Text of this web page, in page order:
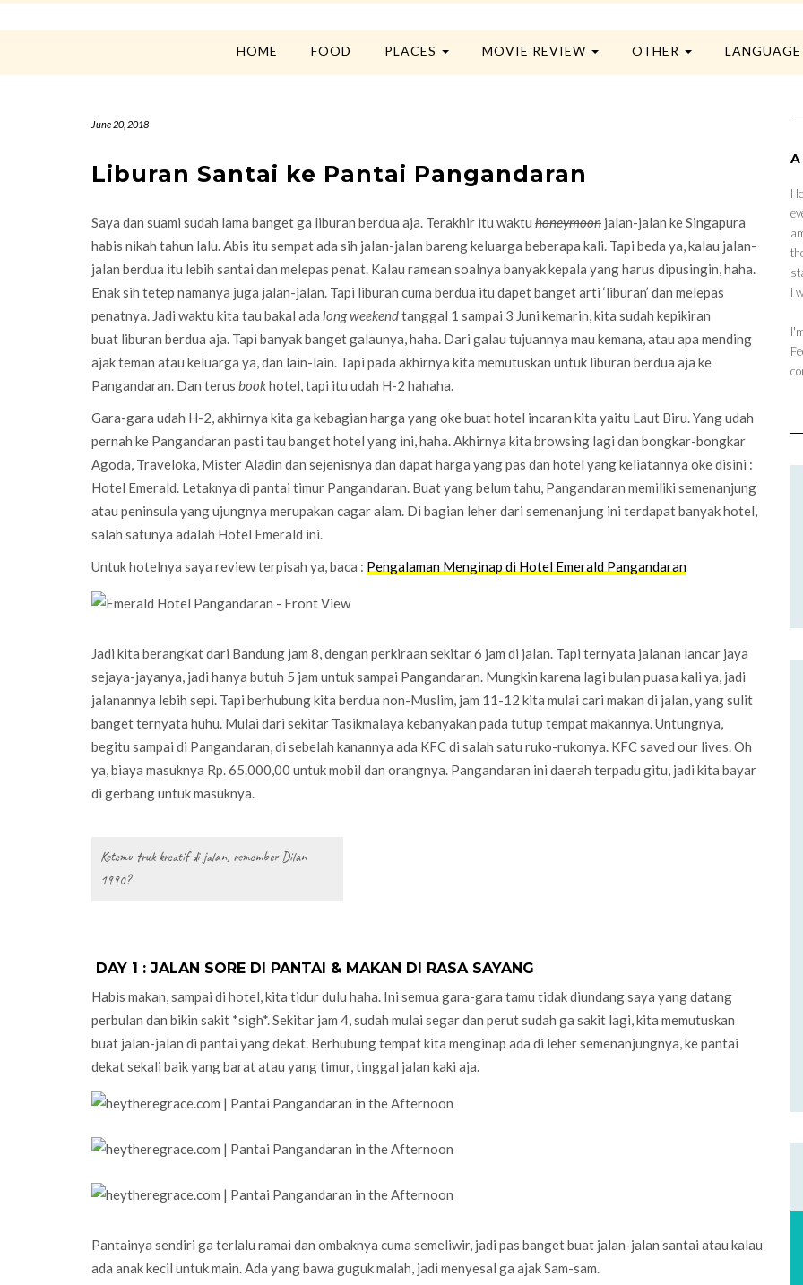
HOME FOOD PLACES MOVIE REVIEW OTHER
June 20, 2018
Liburan Santai ke Pantai Pangandaran
Saya dan suami sudah lama banget ga liburan berdua aja. Terakhir itu waktu honeymoon jalan-jalan ke Singapura
habis nikah tahun lalu. Abis itu sempat ada sih jalan-jalan bareng keluarga beberapa kali. Tapi beda ya, kalau jalan-
jalan berdua itu lebih santai dan melepas penat. Kalau ramean soalnya banyak kepala yang harus dipusingin, haha.
Enak sih tetep namanya juga jalan-jalan. Tapi liburan cuma berdua itu dapet banget arti ‘liburan’ dan melepas
penatnya. Jadi waktu kita tau bakal ada long weekendtanggal 1 sampai 3 Juni kemarin, kita sudah kepikiran
buat liburan berdua aja. Tapi banyak banget galaunya, haha. Dari galau tujuannya mau kemana, atau apa mending
ajak teman atau keluarga ya, dan lain-lain. Tapi pada akhirnya kita memutuskan untuk liburan berdua aja ke
Pangandaran. Dan terus bookhotel, tapi itu udah H-2 hahaha.
Gara-gara udah H-2, akhirnya kita ga kebagian harga yang oke buat hotel incaran kita yaitu Laut Biru. Yang udah
pernah ke Pangandaran pasti tau banget hotel yang ini, haha. Akhirnya kita browsing lagi dan bongkar-bongkar
Agoda, Traveloka, Mister Aladin dan sejenisnya dan dapat harga yang pas dan hotel yang keliatannya oke disini :
Hotel Emerald. Letaknya di pantai timur Pangandaran. Buat yang belum tahu, Pangandaran memiliki semenanjung
atau peninsula yang ujungnya merupakan cagar alam. Di bagian leher dari semenanjung ini terdapat banyak hotel,
salah satunya adalah Hotel Emerald ini.
Untuk hotelnya saya review terpisah ya, baca : Pengalaman Menginap di Hotel Emerald Pangandaran
Jadi kita berangkat dari Bandung jam 8, dengan perkiraan sekitar 6 jam di jalan. Tapi ternyata jalanan lancar jaya
sejaya-jayanya, jadi hanya butuh 5 jam untuk sampai Pangandaran. Mungkin karena lagi bulan puasa kali ya, jadi
jalanannya lebih sepi. Tapi berhubung kita berdua non-Muslim, jam 11-12 kita mulai cari makan di jalan, yang sulit
banget ternyata huhu. Mulai dari sekitar Tasikmalaya kebanyakan pada tutup tempat makannya. Untungnya,
begitu sampai di Pangandaran, di sebelah kanannya ada KFC di salah satu ruko-rukonya. KFC saved our lives. Oh
ya, biaya masuknya Rp. 65.000,00 untuk mobil dan orangnya. Pangandaran ini daerah terpadu gitu, jadi kita bayar
di gerbang untuk masuknya.
Ketemu truk kreatif di jalan, remember Dilan
1990?
DAY 1 : JALAN SORE DI PANTAI & MAKAN DI RASA SAYANG
Habis makan, sampai di hotel, kita tidur dulu haha. Ini semua gara-gara tamu tidak diundang saya yang datang
perbulan dan bikin sakit *sigh*. Sekitar jam 4, sudah mulai segar dan perut sudah ga sakit lagi, kita memutuskan
buat jalan-jalan di pantai yang dekat. Berhubung tempat kita menginap ada di leher semenanjungnya, ke pantai
dekat sekali baik yang barat atau yang timur, tinggal jalan kaki aja.
Pantainya sendiri ga terlalu ramai dan ombaknya cuma semeliwir, jadi pas banget buat jalan-jalan santai atau kalau
ada anak kecil untuk main. Ada yang bawa guguk malah, jadi menyesal ga ajak Sam-sam.
I